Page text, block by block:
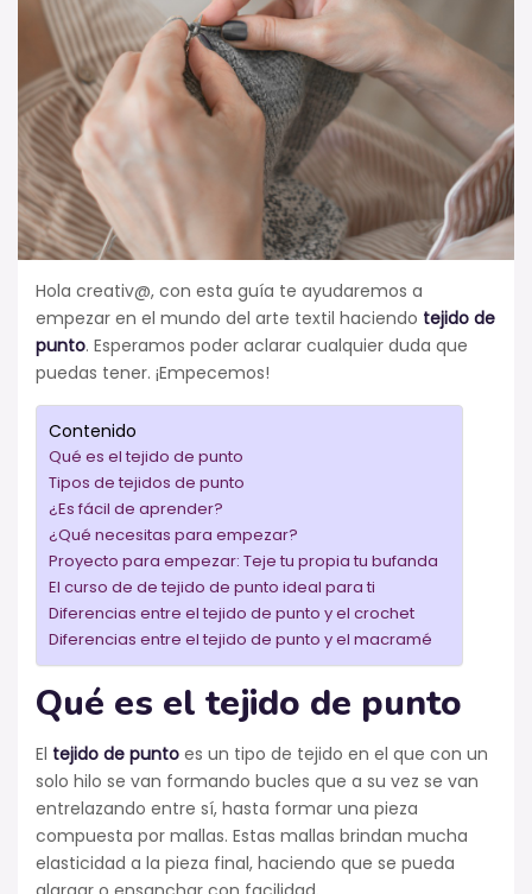
Hola creativ@, con esta guía te ayudaremos a
empezar en el mundo del arte textil haciendo tejido de
punto. Esperamos poder aclarar cualquier duda que
puedas tener. ¡Empecemos!
Contenido
Qué es el tejido de punto
Tipos de tejidos de punto
¿Es fácil de aprender?
¿Qué necesitas para empezar?
Proyecto para empezar: Teje tu propia tu bufanda
El curso de de tejido de punto ideal para ti
Diferencias entre el tejido de punto y el crochet
Diferencias entre el tejido de punto y el macramé
Qué es el tejido de punto
El tejido de punto es un tipo de tejido en el que con un
solo hilo se van formando bucles que a su vez se van
entrelazando entre sí, hasta formar una pieza
compuesta por mallas. Estas mallas brindan mucha
elasticidad a la pieza final, haciendo que se pueda